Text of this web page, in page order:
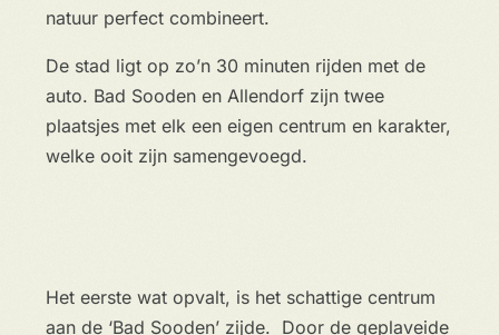
natuur perfect combineert.
De stad ligt op zo’n 30 minuten rijden met de
auto. Bad Sooden en Allendorf zijn twee
plaatsjes met elk een eigen centrum en karakter,
welke ooit zijn samengevoegd.
Het eerste wat opvalt, is het schattige centrum
aan de ‘Bad Sooden’ zijde. Door de geplaveide